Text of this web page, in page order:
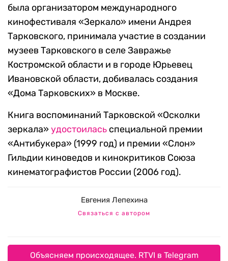
была организатором международного
кинофестиваля «Зеркало» имени Андрея
Тарковского, принимала участие в создании
музеев Тарковского в селе Завражье
Костромской области и в городе Юрьевец
Ивановской области, добивалась создания
«Дома Тарковских» в Москве.
Книга воспоминаний Тарковской «Осколки
зеркала»удостоилась специальной премии
«Антибукера» (1999 год) и премии «Слон»
Гильдии киноведов и кинокритиков Союза
кинематографистов России (2006 год).
Евгения Лепехина
Связаться с автором
Объясняем происходящее. RTVI в Telegram